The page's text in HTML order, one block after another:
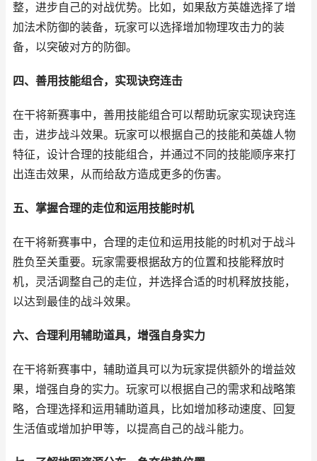
整，进步自己的对战优势。比如，如果敌方英雄选择了增
加法术防御的装备，玩家可以选择增加物理攻击力的装
备，以突破对方的防御。
四、善用技能组合，实现诀窍连击
在干将新赛事中，善用技能组合可以帮助玩家实现诀窍连
击，进步战斗效果。玩家可以根据自己的技能和英雄人物
特征，设计合理的技能组合，并通过不同的技能顺序来打
出连击效果，从而给敌方造成更多的伤害。
五、掌握合理的走位和运用技能时机
在干将新赛事中，合理的走位和运用技能的时机对于战斗
胜负至关重要。玩家需要根据敌方的位置和技能释放时
机，灵活调整自己的走位，并选择合适的时机释放技能，
以达到最佳的战斗效果。
六、合理利用辅助道具，增强自身实力
在干将新赛事中，辅助道具可以为玩家提供额外的增益效
果，增强自身的实力。玩家可以根据自己的需求和战略策
略，合理选择和运用辅助道具，比如增加移动速度、回复
生活值或增加护甲等，以提高自己的战斗能力。